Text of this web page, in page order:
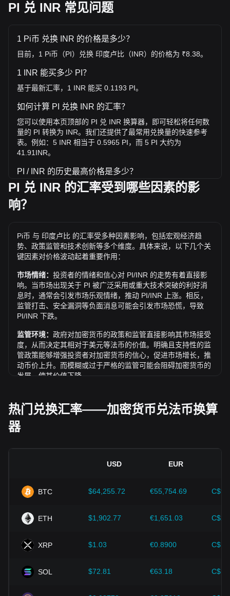
PI 兑 INR 常见问题
1 Pi币 兑换 INR 的价格是多少？
目前，1 Pi币（PI）兑换 印度卢比（INR）的价格为 ₹8.38。
1 INR 能买多少 PI？
基于最新汇率，1 INR 能买 0.1193 PI。
如何计算 PI 兑换 INR 的汇率？
您可以使用本页顶部的 PI 兑 INR 换算器，即可轻松将任何数
量的 PI 转换为 INR。我们还提供了最常用兑换量的快速参考
表。例如：5 INR 相当于 0.5965 PI，而 5 PI 大约为
41.91INR。
PI / INR 的历史最高价格是多少？
1 PI 兑 INR 的历史最高价为 ₹283.78。1 PI / INR 的价值是否
还会超越目前的历史最高价呢？让我们拭目以待。
过去7天内，Pi币（PI）的汇率上升了7.84%。 过去1个月
内，Pi币（PI）兑 印度卢比（INR）的汇率下降了14.56%。
PI 兑 INR 的汇率受到哪些因素的影
响？
Pi币 与 印度卢比 的汇率受多种因素影响，包括宏观经济趋
势、政策监管和技术创新等多个维度。具体来说，以下几个关
键因素对价格波动起着重要作用：
市场情绪： 投资者的情绪和信心对 PI/INR 的走势有着直接影
响。当市场出现关于 PI 被广泛采用或重大技术突破的利好消
息时，通常会引发市场乐观情绪，推动 PI/INR 上涨。相反，
监管打击、安全漏洞等负面消息可能会引发市场恐慌，导致
PI/INR 下跌。
监管环境： 政府对加密货币的政策和监管直接影响其市场接受
度，从而决定其相对于美元等法币的价值。明确且支持性的监
管政策能够增强投资者对加密货币的信心，促进市场增长，推
动币价上升。而模糊或过于严格的监管可能会阻碍加密货币的
发展，使其价值下降。
经济增长等关键指标）对法币价值起决定性作用，并间接影响
PI/INR 的汇率。例如：高通胀可能会削弱市场对法币的信任，
促使投资者寻求比特币等加密资产作为避险工具，进而推高其
价格。
性的提升，都为比特币等加密货币的价值增长提供了强有力的
投资者需深入了解这些因素，以避免做出错误决策。在综合考
势，并根据市场变化及时调整投资策略。
热门兑换汇率——加密货币兑法币换算
器
USD EUR
BTC $64,255.72 €55,754.69
ETH $1,902.77 €1,651.03
XRP $1.03 €0.8900
SOL $72.81 €63.18